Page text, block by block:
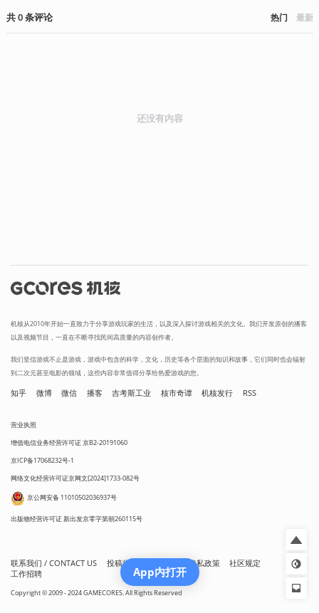
共0条评论 热门 最新
还没有内容
机核从2010年开始一直致力于分享游戏玩家的生活，以及深入探讨游戏相关的文化。我们开发原创的播客
以及视频节目，一直在不断寻找民间高质量的内容创作者。
我们坚信游戏不止是游戏，游戏中包含的科学，文化，历史等各个层面的知识和故事，它们同时也会辐射
到二次元甚至电影的领域，这些内容非常值得分享给热爱游戏的您。
知乎 微博 微信 播客 吉考斯工业 核市奇谭 机核发行 RSS
营业执照
增值电信业务经营许可证 京B2-20191060
京ICP备17068232号-1
网络文化经营许可证京网文[2024]1733-082号
京公网安备 11010502036937号
出版物经营许可证 新出发京零字第朝260115号
联系我们 / CONTACT US 投稿须知 隐私政策
社区规定
工作招聘
Copyright © 2009 - 2024 GAMECORES. All Rights Reserved
App内打开